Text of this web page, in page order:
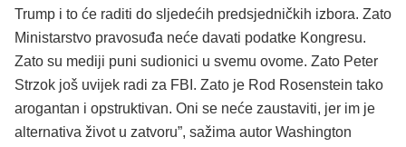
Trump i to će raditi do sljedećih predsjedničkih izbora. Zato
Ministarstvo pravosuđa neće davati podatke Kongresu.
Zato su mediji puni sudionici u svemu ovome. Zato Peter
Strzok još uvijek radi za FBI. Zato je Rod Rosenstein tako
arogantan i opstruktivan. Oni se neće zaustaviti, jer im je
alternativa život u zatvoru”, sažima autor Washington